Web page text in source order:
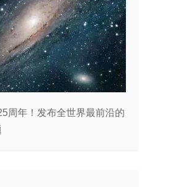
周年！发布全世界最前沿的